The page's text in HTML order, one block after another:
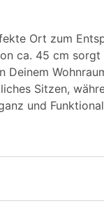
Ort zum
ca. 45 cm
Sitzen,
und